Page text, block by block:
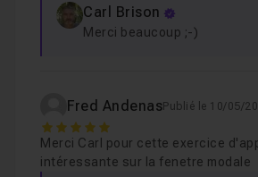
La gestion des animations en CSS
Leçon 8
Carl Brison
Merci beaucoup ;-)
Fred AndenasPublié le 10/05/
5
Merci Carl pour cette exercice
intéressante sur la fenetre modale